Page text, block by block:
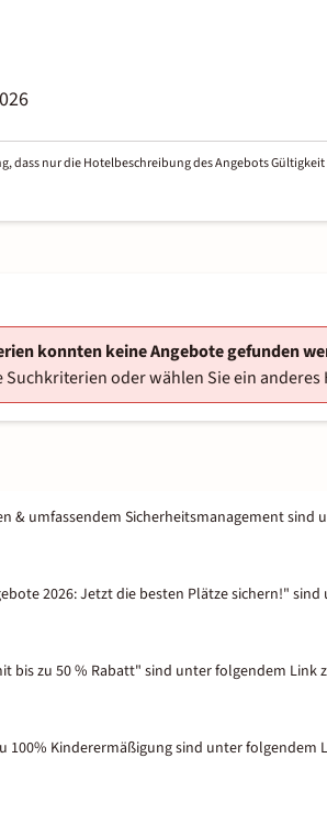
dass nur die Hotelbeschreibung des Angebots
konnten keine Angebote gefunden
Suchkriterien oder wählen Sie ein anderes
& umfassendem Sicherheitsmanagement sind
2026: Jetzt die besten Plätze sichern!"
bis zu 50 % Rabatt" sind unter folgendem Link
100% Kinderermäßigung sind unter folgendem